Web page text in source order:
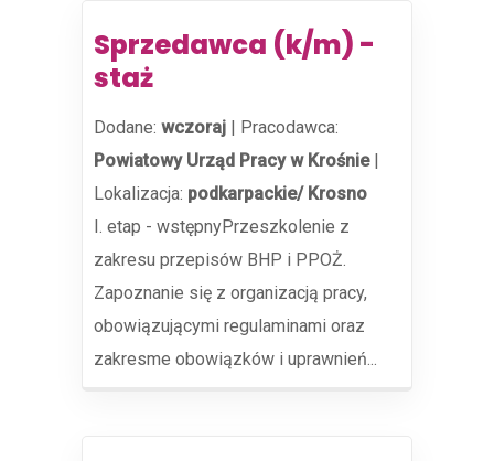
Sprzedawca (k/m) -
staż
Dodane: wczoraj | Pracodawca:
Powiatowy Urząd Pracy w Krośnie|
Lokalizacja: podkarpackie/ Krosno
I. etap - wstępnyPrzeszkolenie z
zakresu przepisów BHP i PPOŻ.
Zapoznanie się z organizacją pracy,
obowiązującymi regulaminami oraz
zakresme obowiązków i uprawnień...